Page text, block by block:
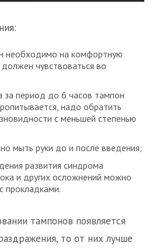
необходимо на комфортную
чувствоваться во
за период до 6 часов тампон
надо обратить
с меньшей степенью
мыть руки до и после введения;
развития синдрома
и других осложнений можно
прокладками.
тампонов появляется
то от них лучше